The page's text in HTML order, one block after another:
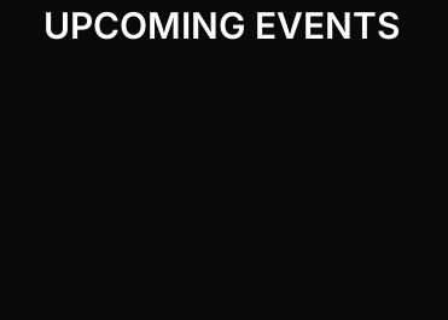
UPCOMING EVENTS